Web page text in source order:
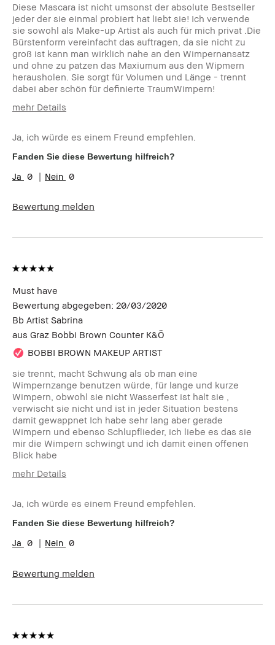
Diese Mascara ist nicht umsonst der absolute Bestseller
jeder der sie einmal probiert hat liebt sie! Ich verwende
sie sowohl als Make-up Artist als auch für mich privat .Die
Bürstenform vereinfacht das auftragen, da sie nicht zu
groß ist kann man wirklich nahe an den Wimpernansatz
und ohne zu patzen das Maxiumum aus den Wipmern
herausholen. Sie sorgt für Volumen und Länge - trennt
dabei aber schön für definierte TraumWimpern!
mehr Details
Sie?
Ergebnisse, Tragbar
Ja, ich würde es einem Freund empfehlen.
Fanden Sie diese Bewertung hilfreich?
0 0
Bewertung melden
Must have
Bewertung abgegeben: 20/03/2020
Bb Artist Sabrina
aus Graz Bobbi Brown Counter K&Ö
BOBBI BROWN MAKEUP ARTIST
sie trennt, macht Schwung als ob man eine
Wimpernzange benutzen würde, für lange und kurze
Wimpern, obwohl sie nicht Wasserfest ist halt sie ,
verwischt sie nicht und ist in jeder Situation bestens
damit gewappnet Ich habe sehr lang aber gerade
Wimpern und ebenso Schlupflieder, ich liebe es das sie
mir die Wimpern schwingt und ich damit einen offenen
Blick habe
mehr Details
Hauttyp:
Mischhaut
Hautton:
Hell - Mittel
Hautbedürfnis(se):
Ja, ich würde es einem Freund empfehlen.
Fanden Sie diese Bewertung hilfreich?
0 0
Bewertung melden